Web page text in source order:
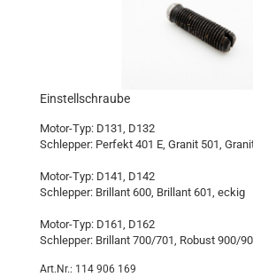
Einstellschraube
Motor-Typ: D131, D132
Schlepper: Perfekt 401 E, Granit 501,
Motor-Typ: D141, D142
Schlepper: Brillant 600, Brillant 601, eckig
Motor-Typ: D161, D162
Schlepper: Brillant 700/701, Robust 900/
Art.Nr.: 114 906 169